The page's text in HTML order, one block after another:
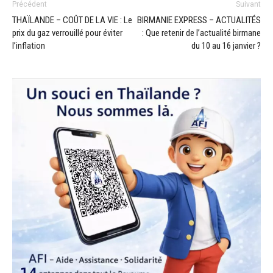
Précédent
THAÏLANDE – COÛT DE LA VIE : Le
prix du gaz verrouillé pour éviter
l’inflation
Suivant
BIRMANIE EXPRESS – ACTUALITÉS
: Que retenir de l’actualité birmane
du 10 au 16 janvier ?